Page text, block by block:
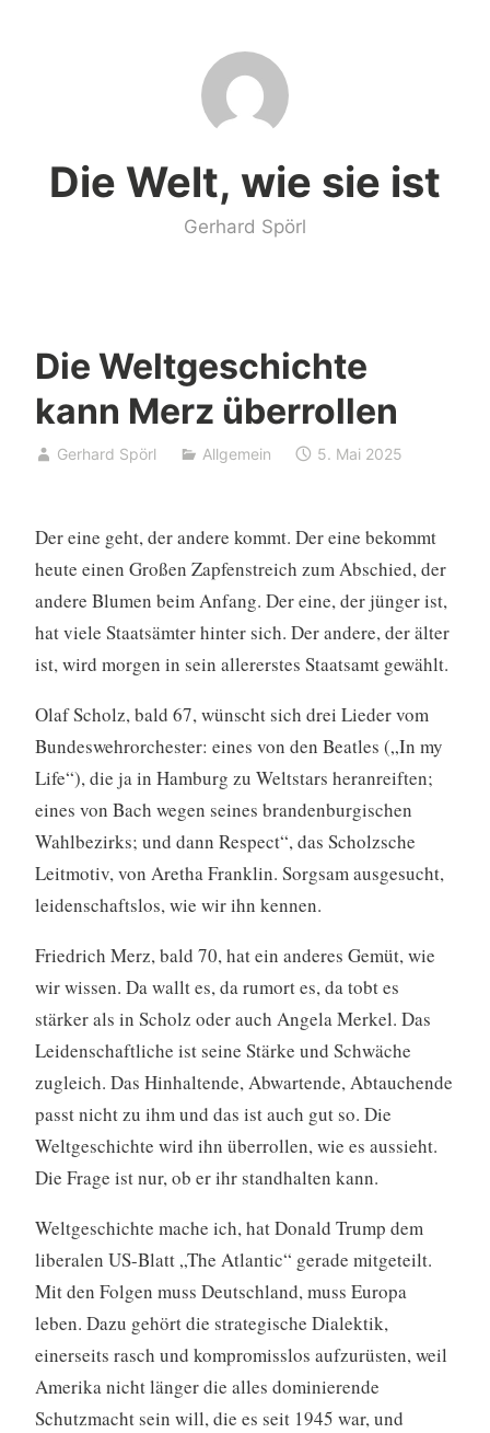
Die Welt, wie sie ist
Gerhard Spörl
Die Weltgeschichte
kann Merz überrollen
Gerhard Spörl Allgemein 5. Mai 2025
Der eine geht, der andere kommt. Der eine bekommt
heute einen Großen Zapfenstreich zum Abschied, der
andere Blumen beim Anfang. Der eine, der jünger ist,
hat viele Staatsämter hinter sich. Der andere, der älter
ist, wird morgen in sein allererstes Staatsamt gewählt.
Olaf Scholz, bald 67, wünscht sich drei Lieder vom
Bundeswehrorchester: eines von den Beatles („In my
Life“), die ja in Hamburg zu Weltstars heranreiften;
eines von Bach wegen seines brandenburgischen
Wahlbezirks; und dann Respect“, das Scholzsche
Leitmotiv, von Aretha Franklin. Sorgsam ausgesucht,
leidenschaftslos, wie wir ihn kennen.
Friedrich Merz, bald 70, hat ein anderes Gemüt, wie
wir wissen. Da wallt es, da rumort es, da tobt es
stärker als in Scholz oder auch Angela Merkel. Das
Leidenschaftliche ist seine Stärke und Schwäche
zugleich. Das Hinhaltende, Abwartende, Abtauchende
passt nicht zu ihm und das ist auch gut so. Die
Weltgeschichte wird ihn überrollen, wie es aussieht.
Die Frage ist nur, ob er ihr standhalten kann.
Weltgeschichte mache ich, hat Donald Trump dem
liberalen US-Blatt „The Atlantic“ gerade mitgeteilt.
Mit den Folgen muss Deutschland, muss Europa
leben. Dazu gehört die strategische Dialektik,
einerseits rasch und kompromisslos aufzurüsten, weil
Amerika nicht länger die alles dominierende
Schutzmacht sein will, die es seit 1945 war, und